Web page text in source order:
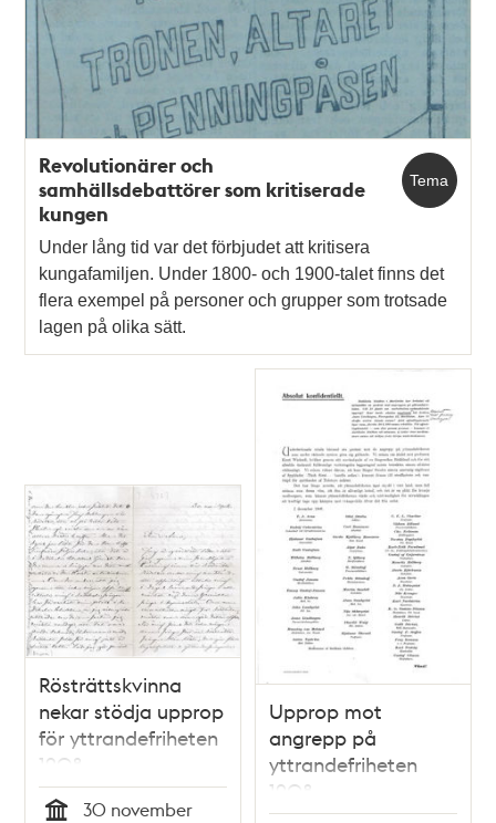
Tema
Revolutionärer och
samhällsdebattörer som kritiserade
kungen
Under lång tid var det förbjudet att kritisera
kungafamiljen. Under 1800- och 1900-talet finns det
flera exempel på personer och grupper som trotsade
lagen på olika sätt.
Rösträttskvinna
nekar stödja upprop
för yttrandefriheten
1908
30 november
Upprop mot
angrepp på
yttrandefriheten
1908